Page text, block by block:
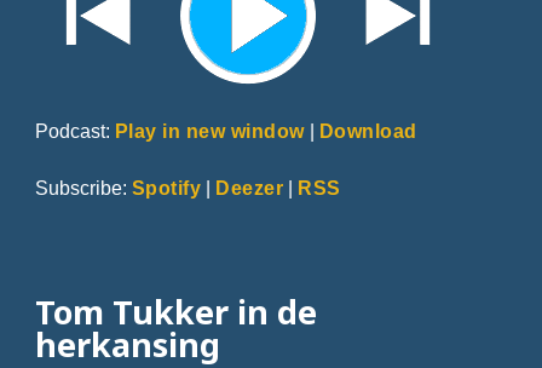
Podcast: Play in new window| Download
Subscribe: Spotify | Deezer | RSS
Tom Tukker in de
herkansing